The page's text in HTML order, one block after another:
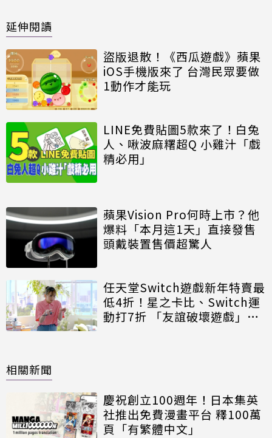
延伸閱讀
盜版退散！《西瓜遊戲》蘋果
iOS手機版來了 台灣民眾要做
1動作才能玩
LINE免費貼圖5款來了！白兔
人、啾波麻糬超Q 小雞汁「戲
精必用」
蘋果Vision Pro何時上市？他
爆料「本月這1天」直接發售
頭戴裝置售價超驚人
任天堂Switch遊戲新年特賣最
低4折！星之卡比、Switch運
動打7折 「友誼破壞遊戲」也
相關新聞
慶祝創立100週年！日本集英
社推出免費漫畫平台 釋100萬
頁「有繁體中文」